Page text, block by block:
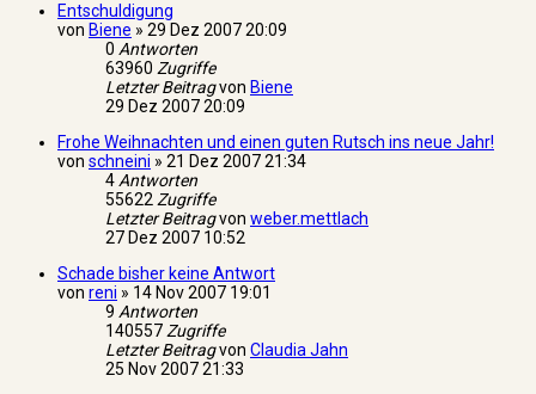
Entschuldigung
von Biene » 29 Dez 2007 20:09
0 Antworten
63960 Zugriffe
Letzter Beitragvon Biene
29 Dez 2007 20:09
Frohe Weihnachten und einen guten Rutsch ins neue Jahr!
von schneini » 21 Dez 2007 21:34
4Antworten
55622Zugriffe
Letzter Beitragvon weber.mettlach
27 Dez 2007 10:52
Schade bisher keine Antwort
von reni » 14 Nov 2007 19:01
9 Antworten
140557Zugriffe
Letzter Beitragvon Claudia Jahn
25 Nov 2007 21:33